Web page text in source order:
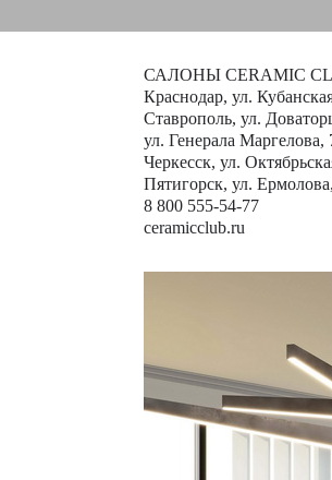
САЛОНЫ CERAMIC
Краснодар, ул.
Cтаврополь, ул.
ул. Генерала Маргелова,
Черкесск, ул.
Пятигорск, ул.
8 800 555-54-77
ceramicclub.ru